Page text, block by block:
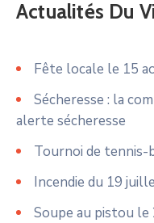
Actualités Du
Fête locale le 15
Sécheresse : la
alerte sécheresse
Tournoi de
Incendie du 19
Soupe au pistou